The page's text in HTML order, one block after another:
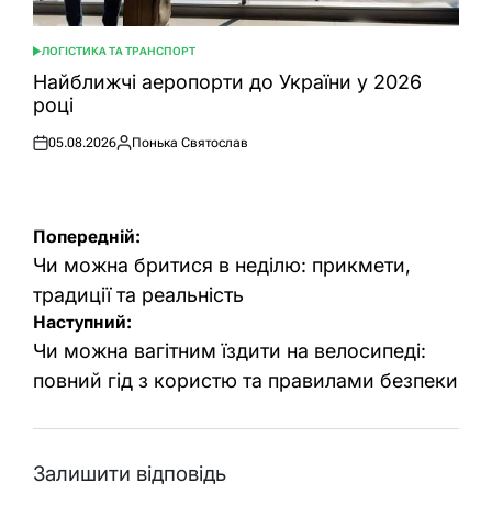
ОПУБЛІКУВАТИ
У
ЛОГІСТИКА ТА ТРАНСПОРТ
Найближчі аеропорти до України у 2026
році
Оприлюднено
05.08.2026
Опубліковано
Понька Святослав
Навігація
записів
Попередній:
Чи можна бритися в неділю: прикмети,
традиції та реальність
Наступний:
Чи можна вагітним їздити на велосипеді:
повний гід з користю та правилами безпеки
Залишити відповідь